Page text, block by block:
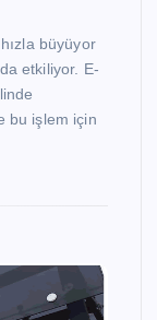
büyüyor
etkiliyor. E-
bu işlem için